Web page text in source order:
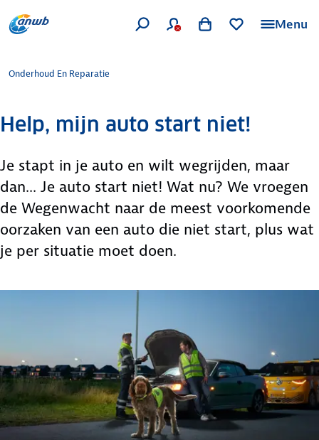
Menu
Onderhoud En Reparatie
Help, mijn auto start niet!
Je stapt in je auto en wilt wegrijden, maar
dan... Je auto start niet! Wat nu? We vroegen
de Wegenwacht naar de meest voorkomende
oorzaken van een auto die niet start, plus wat
je per situatie moet doen.